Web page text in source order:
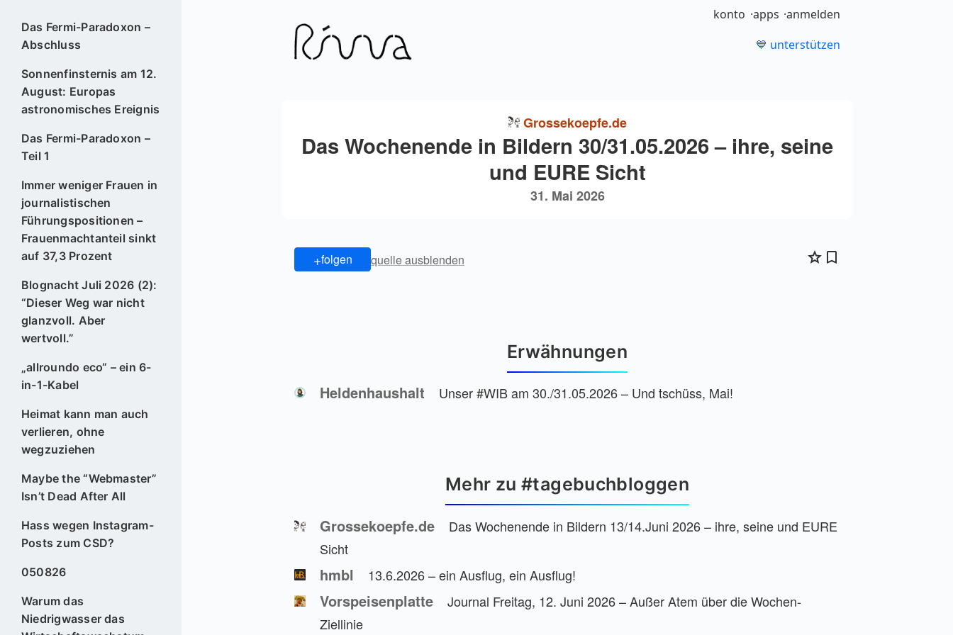
Das Fermi-Paradoxon –
Abschluss
Sonnenfinsternis am 12.
August: Europas
astronomisches Ereignis
Das Fermi-Paradoxon –
Teil 1
Immer weniger Frauen in
journalistischen
Führungspositionen –
Frauenmachtanteil sinkt
auf 37,3 Prozent
Blognacht Juli 2026 (2):
“Dieser Weg war nicht
glanzvoll. Aber
wertvoll.”
„allroundo eco“ – ein 6-
in-1-Kabel
Heimat kann man auch
verlieren, ohne
wegzuziehen
Maybe the “Webmaster”
Isn’t Dead After All
Hass wegen Instagram-
Posts zum CSD?
050826
Warum das
Niedrigwasser das
konto apps anmelden
💙 unterstützen
Grossekoepfe.de
Das Wochenende in Bildern 30/31.05.2026 – ihre, seine
und EURE Sicht
31. Mai 2026
+folgen quelle ausblenden
Erwähnungen
Heldenhaushalt Unser #WIB am 30./31.05.2026 – Und tschüss, Mai!
Mehr zu #tagebuchbloggen
Grossekoepfe.de
Das Wochenende in Bildern 13/14.Juni 2026 – ihre, seine und EURE
Sicht
hmbl 13.6.2026 – ein Ausflug, ein Ausflug!
Vorspeisenplatte
Journal Freitag, 12. Juni 2026 – Außer Atem über die Wochen-
Ziellinie